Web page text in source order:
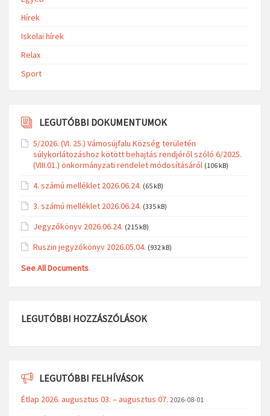
Hírek
Iskolai hírek
Relax
Sport
LEGUTÓBBI DOKUMENTUMOK
5/2026. (VI. 25.) Vámosújfalu Község területén
súlykorlátozáshoz kötött behajtás rendjéről szóló 6/2025.
(VIII.01.) önkormányzati rendelet módosításáról (106 kB)
4. számú melléklet 2026.06.24. (65 kB)
3. számú melléklet 2026.06.24. (335 kB)
Jegyzőkönyv 2026.06.24. (215 kB)
Ruszin jegyzőkönyv 2026.05.04. (932 kB)
See All Documents
LEGUTÓBBI HOZZÁSZÓLÁSOK
LEGUTÓBBI FELHÍVÁSOK
Étlap 2026. augusztus 03. – augusztus 07. 2026-08-01